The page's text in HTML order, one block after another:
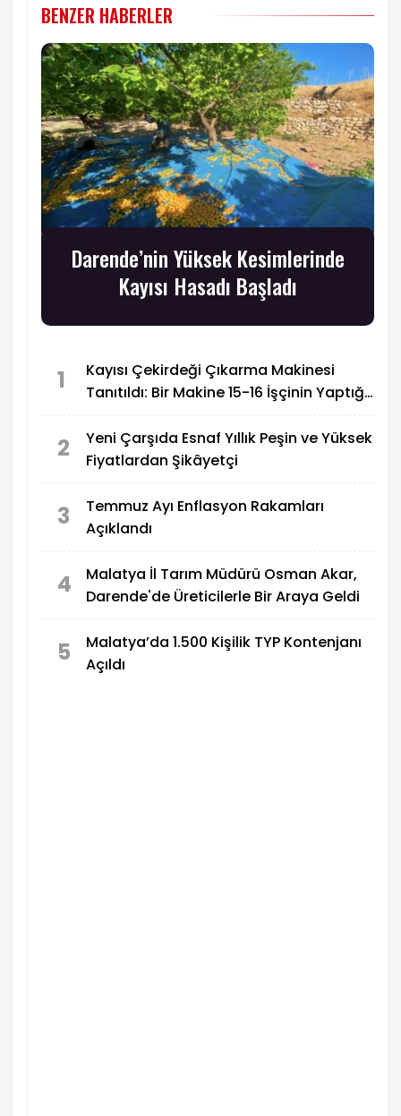
BENZER HABERLER
Darende’nin Yüksek Kesimlerinde
Kayısı Hasadı Başladı
1
Kayısı Çekirdeği Çıkarma Makinesi
Tanıtıldı: Bir Makine 15-16 İşçinin Yaptığı
2
Yeni Çarşıda Esnaf Yıllık Peşin ve Yüksek
Fiyatlardan Şikâyetçi
3
Temmuz Ayı Enflasyon Rakamları
Açıklandı
4
Malatya İl Tarım Müdürü Osman Akar,
Darende'de Üreticilerle Bir Araya Geldi
5
Malatya’da 1.500 Kişilik TYP Kontenjanı
Açıldı